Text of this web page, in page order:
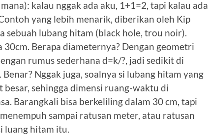
kalau nggak ada aku, 1+1=2, tapi kalau ada
yang lebih menarik, diberikan oleh Kip
sebuah lubang hitam (black hole, trou noir).
Berapa diameternya? Dengan geometri
rumus sederhana d=k/?, jadi sedikit di
Nggak juga, soalnya si lubang hitam yang
besar, sehingga dimensi ruang-waktu di
Barangkali bisa berkeliling dalam 30 cm, tapi
sampai ratusan meter, atau ratusan
luang hitam itu.